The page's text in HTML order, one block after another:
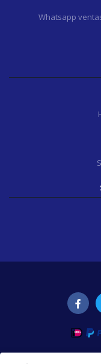
Whatsapp